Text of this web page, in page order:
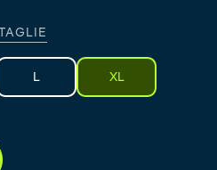
disponibile.)
L XL